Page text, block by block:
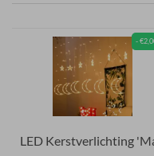
-
LED Kerstverlichting